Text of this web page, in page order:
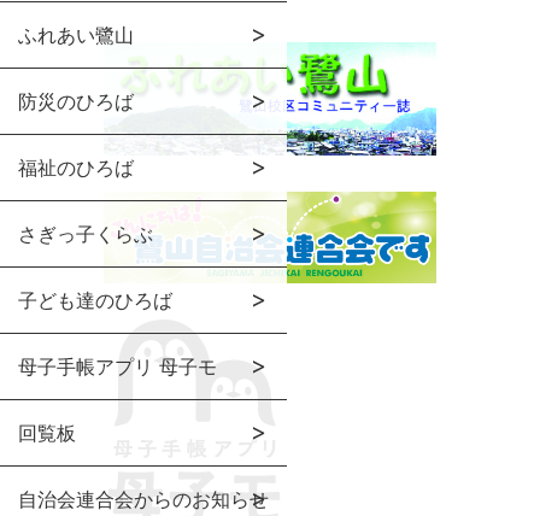
ふれあい鷺山
防災のひろば
福祉のひろば
さぎっ子くらぶ
子ども達のひろば
母子手帳アプリ 母子モ
回覧板
自治会連合会からのお知らせ